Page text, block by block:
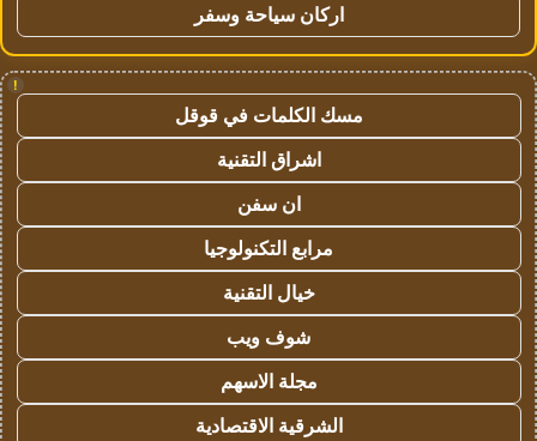
اركان سياحة وسفر
!
مسك الكلمات في قوقل
اشراق التقنية
ان سفن
مرابع التكنولوجيا
خيال التقنية
شوف ويب
مجلة الاسهم
الشرقية الاقتصادية